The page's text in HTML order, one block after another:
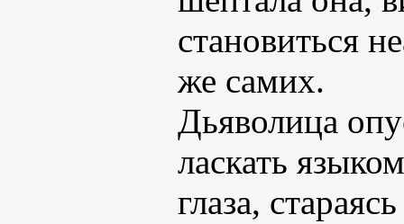
становиться
же самих.
Дьяволица
ласкать
глаза,